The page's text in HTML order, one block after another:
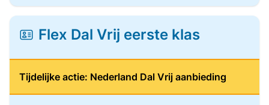
Flex Dal Vrij eerste klas
Tijdelijke actie: Nederland Dal Vrij aanbieding